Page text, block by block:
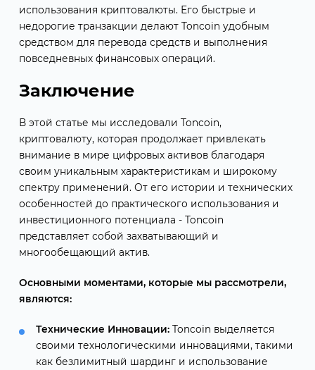
использования криптовалюты. Его быстрые и
недорогие транзакции делают Toncoin удобным
средством для перевода средств и выполнения
повседневных финансовых операций.
Заключение
В этой статье мы исследовали Toncoin,
криптовалюту, которая продолжает привлекать
внимание в мире цифровых активов благодаря
своим уникальным характеристикам и широкому
спектру применений. От его истории и технических
особенностей до практического использования и
инвестиционного потенциала - Toncoin
представляет собой захватывающий и
многообещающий актив.
Основными моментами, которые мы рассмотрели,
являются:
Технические Инновации:Toncoin выделяется
своими технологическими инновациями, такими
как безлимитный шардинг и использование